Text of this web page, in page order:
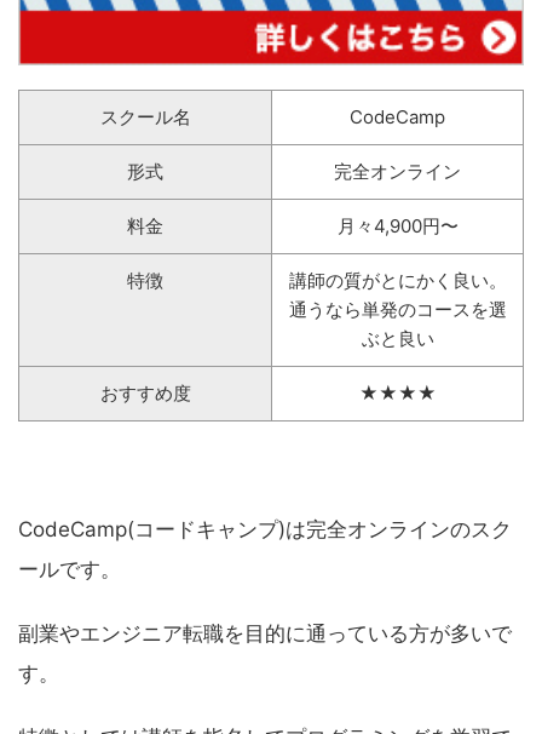
スクール名 CodeCamp
形式 完全オンライン
料金 月々4,900円〜
特徴
講師の質がとにかく良い。
通うなら単発のコースを選
ぶと良い
おすすめ度 ★★★★
CodeCamp(コードキャンプ)は完全オンラインのスク
ールです。
副業やエンジニア転職を目的に通っている方が多いで
す。